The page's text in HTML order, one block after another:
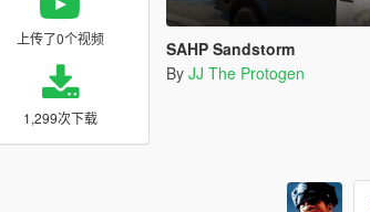
上传了0个视频
1,299次下载
SAHP Sandstorm
By JJ The Protogen